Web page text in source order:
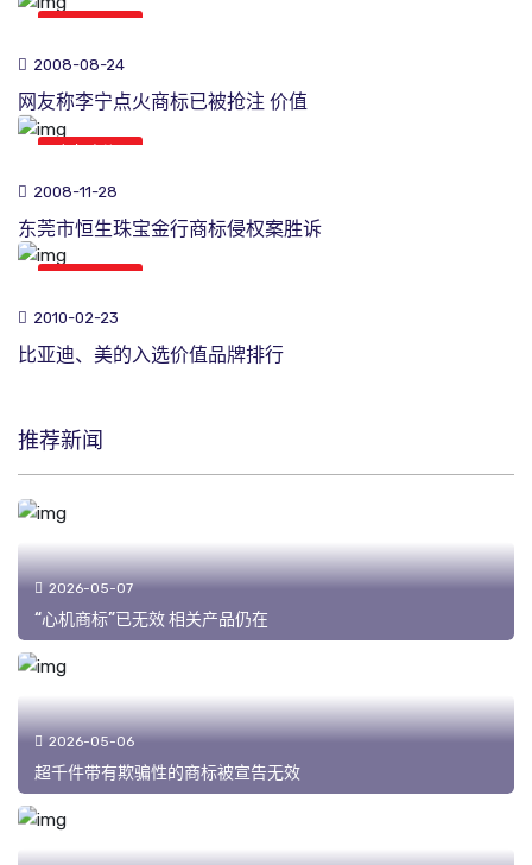
2008-08-24
网友称李宁点火商标已被抢注 价值
2008-11-28
东莞市恒生珠宝金行商标侵权案胜诉
2010-02-23
比亚迪、美的入选价值品牌排行
推荐新闻
2026-05-07
“心机商标”已无效 相关产品仍在
2026-05-06
超千件带有欺骗性的商标被宣告无效